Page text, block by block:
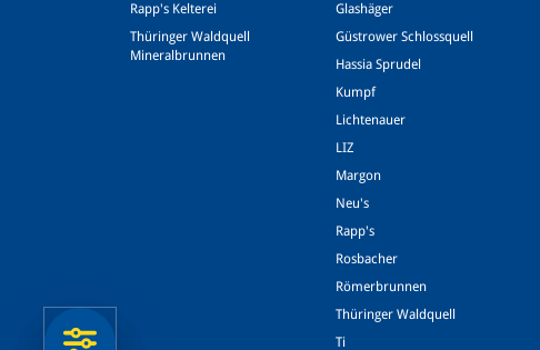
Rapp's Kelterei
Thüringer Waldquell
Mineralbrunnen
Glashäger
Güstrower Schlossquell
Hassia Sprudel
Kumpf
Lichtenauer
LIZ
Margon
Neu's
Rapp's
Rosbacher
Römerbrunnen
Thüringer Waldquell
Ti